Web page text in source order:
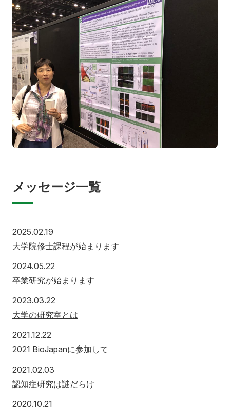
メッセージ一覧
2025.02.19
大学院修士課程が始まります
2024.05.22
卒業研究が始まります
2023.03.22
大学の研究室とは
2021.12.22
2021 BioJapanに参加して
2021.02.03
認知症研究は謎だらけ
2020.10.21